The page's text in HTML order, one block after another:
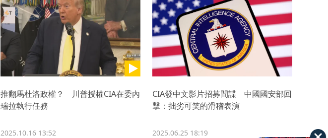
推翻馬杜洛政權？ 川普授權CIA在委內
瑞拉執行任務
2025.10.16 13:52
CIA發中文影片招募間諜 中國國安部回
擊：拙劣可笑的滑稽表演
2025.06.25 18:19